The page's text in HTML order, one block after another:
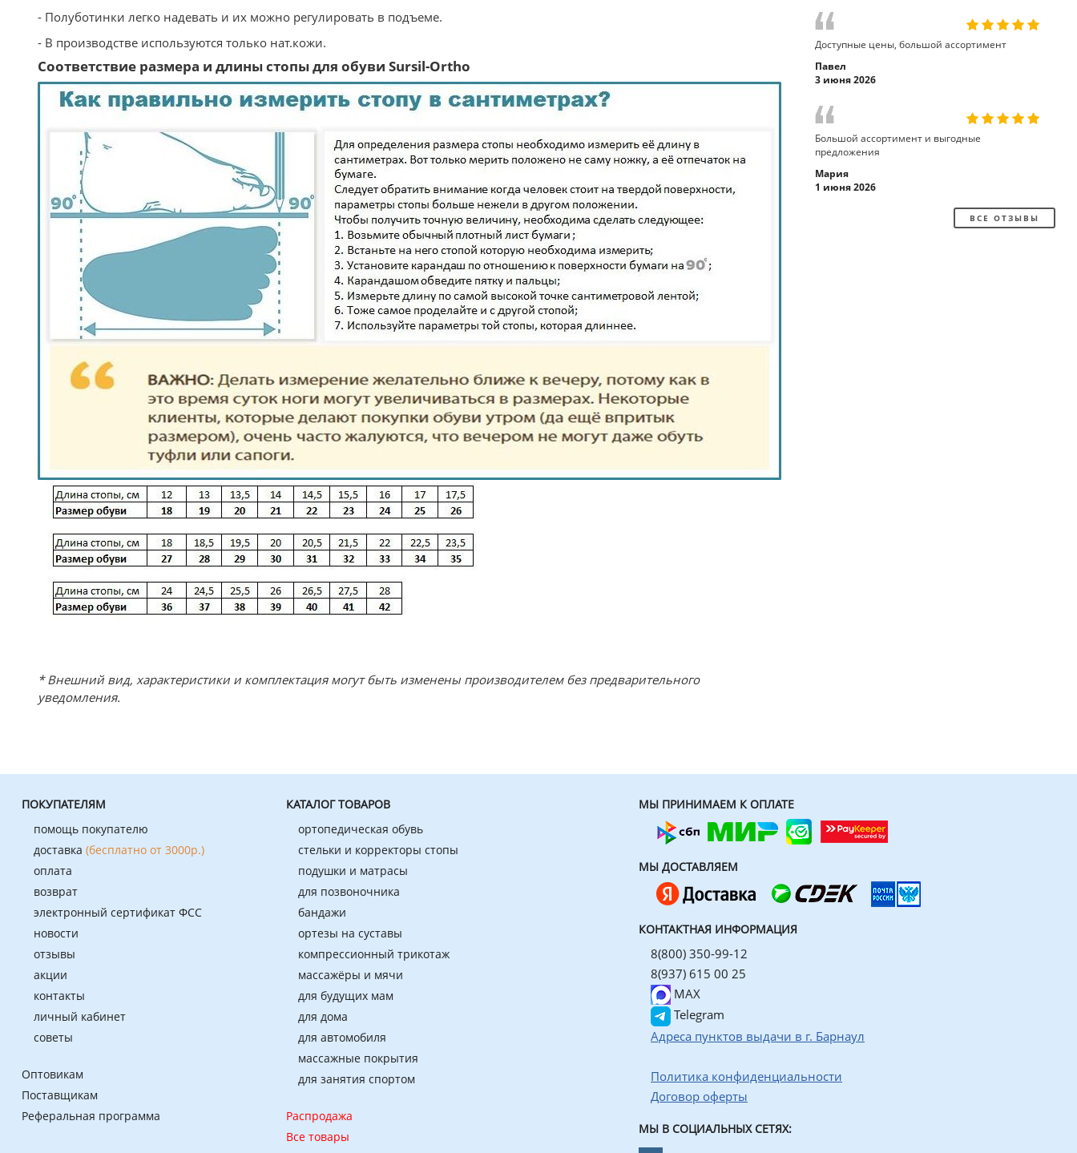
- Полуботинки легко надевать и их можно регулировать в подъеме.
- В производстве используются только нат.кожи.
Соответствие размера и длины стопы для обуви Sursil-Ortho
* Внешний вид, характеристики и комплектация могут быть изменены производителем без предварительного
уведомления.
Доступные цены, большой ассортимент
Павел
3 июня 2026
Большой ассортимент и выгодные
предложения
Мария
1 июня 2026
ВСЕ ОТЗЫВЫ
ПОКУПАТЕЛЯМ
помощь покупателю
доставка (бесплатно от 3000р.)
оплата
возврат
электронный сертификат ФСС
новости
отзывы
акции
контакты
личный кабинет
советы
Оптовикам
Поставщикам
Реферальная программа
КАТАЛОГ ТОВАРОВ
ортопедическая обувь
стельки и корректоры стопы
подушки и матрасы
для позвоночника
бандажи
ортезы на суставы
компрессионный трикотаж
массажёры и мячи
для будущих мам
для дома
для автомобиля
массажные покрытия
для занятия спортом
Распродажа
Все товары
МЫ ПРИНИМАЕМ К ОПЛАТЕ
МЫ ДОСТАВЛЯЕМ
КОНТАКТНАЯ ИНФОРМАЦИЯ
8(800) 350-99-12
8(937) 615 00 25
MAX
Telegram
Адреса пунктов выдачи в г. Барнаул
Политика конфиденциальности
Договор оферты
МЫ В СОЦИАЛЬНЫХ СЕТЯХ: